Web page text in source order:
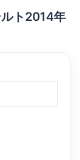
ト2014年